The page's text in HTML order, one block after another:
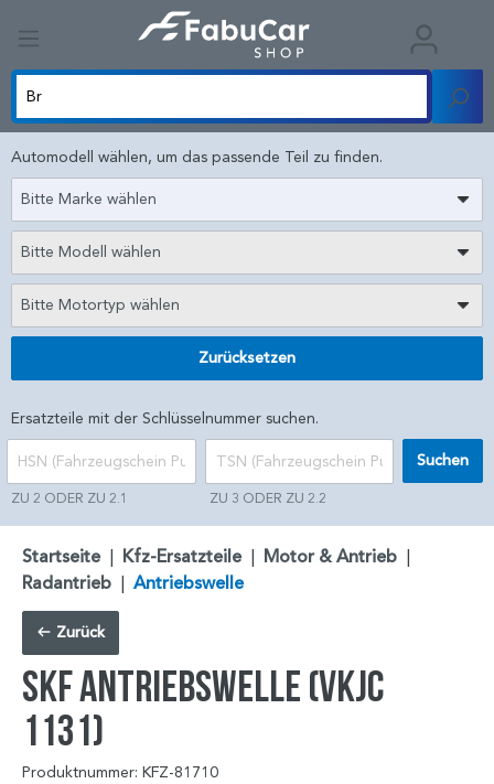
Automodell wählen, um das passende Teil zu finden.
Bitte Marke wählen
Bitte Modell wählen
Bitte Motortyp wählen
Zurücksetzen
Ersatzteile mit der Schlüsselnummer suchen.
ZU 2 ODER ZU 2.1 ZU 3 ODER ZU 2.2
Suchen
Startseite | Kfz-Ersatzteile | Motor & Antrieb |
Radantrieb | Antriebswelle
Zurück
SKF Antriebswelle (VKJC
1131)
Produktnummer: KFZ-81710